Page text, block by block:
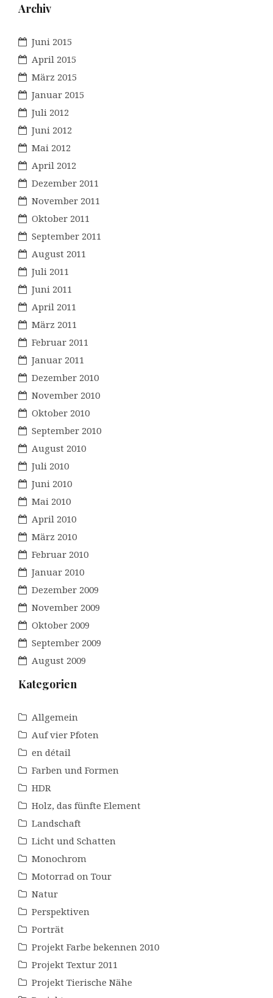
Archiv
Juni 2015
April 2015
März 2015
Januar 2015
Juli 2012
Juni 2012
Mai 2012
April 2012
Dezember 2011
November 2011
Oktober 2011
September 2011
August 2011
Juli 2011
Juni 2011
April 2011
März 2011
Februar 2011
Januar 2011
Dezember 2010
November 2010
Oktober 2010
September 2010
August 2010
Juli 2010
Juni 2010
Mai 2010
April 2010
März 2010
Februar 2010
Januar 2010
Dezember 2009
November 2009
Oktober 2009
September 2009
August 2009
Kategorien
Allgemein
Auf vier Pfoten
en détail
Farben und Formen
HDR
Holz, das fünfte Element
Landschaft
Licht und Schatten
Monochrom
Motorrad on Tour
Natur
Perspektiven
Porträt
Projekt Farbe bekennen 2010
Projekt Textur 2011
Projekt Tierische Nähe